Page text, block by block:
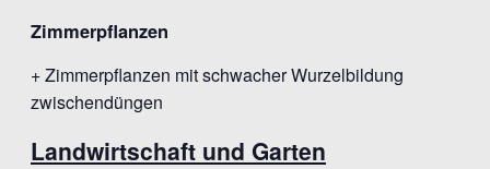
Zimmerpflanzen
+ Zimmerpflanzen mit schwacher Wurzelbildung
zwischendüngen
Landwirtschaft und Garten